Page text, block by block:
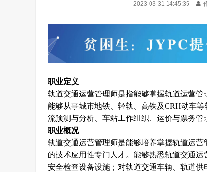
2023-03-31 14:45:35
职业定义
轨道交通运营管理师是指能够掌握轨道运营
能够从事城市地铁、轻轨、高铁及CRH动车等
流预测与分析、车站工作组织、运价与票务管
职业概况
轨道交通运营管理师是能够培养掌握轨道运
的技术应用性专门人才。能够熟悉轨道交通
安全检查设备设施；对轨道交通车辆、轨道